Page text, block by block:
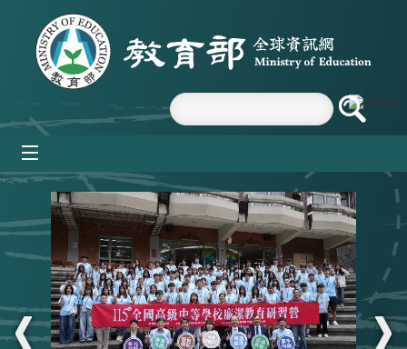
跳到主要內容區塊
:::